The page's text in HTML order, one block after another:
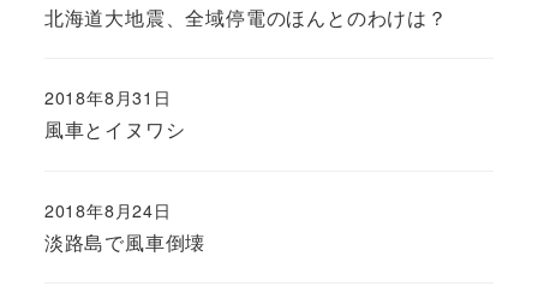
北海道大地震、全域停電のほんとのわけは？
風車とイヌワシ
2018年8月31日
淡路島で風車倒壊
2018年8月24日